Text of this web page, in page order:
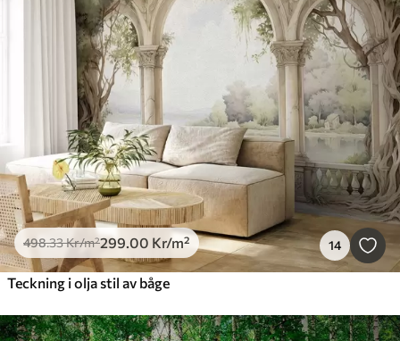
498.33Kr/m²299 .00 Kr/m² 14
Teckning i olja stil av båge